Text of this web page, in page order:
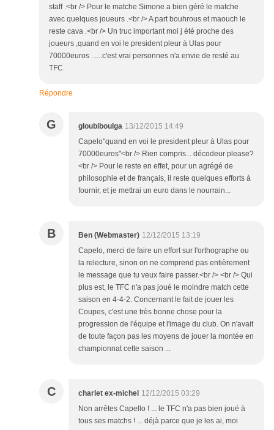
staff .<br /> Pour le matche Simone a bien géré le matche
avec quelques joueurs .<br /> A part bouhrous et maouch le
reste cava .<br /> Un truc important moi j été proche des
joueurs ,quand en voi le president pleur à Ulas pour
70000euros ......c'est vrai personnes n'a envie de resté au
TFC
Répondre
G gloubiboulga 13/12/2015 14:49
Capelo"quand en voi le president pleur à Ulas pour
70000euros"<br /> Rien compris... décodeur please?
<br /> Pour le reste en effet, pour un agrégé de
philosophie et de français, il reste quelques efforts à
fournir, et je mettrai un euro dans le nourrain...
B Ben (Webmaster) 12/12/2015 13:19
Capelo, merci de faire un effort sur l'orthographe ou
la relecture, sinon on ne comprend pas entièrement
le message que tu veux faire passer.<br /> <br /> Qui
plus est, le TFC n'a pas joué le moindre match cette
saison en 4-4-2. Concernant le fait de jouer les
Coupes, c'est une très bonne chose pour la
progression de l'équipe et l'image du club. On n'avait
de toute façon pas les moyens de jouer la montée en
championnat cette saison ...
C charlet ex-michel 12/12/2015 03:29
Non arrêtes Capello ! ... le TFC n'a pas bien joué à
tous ses matchs ! ... déjà parce que je les ai, moi